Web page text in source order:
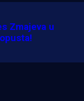
za
Zmajeva u